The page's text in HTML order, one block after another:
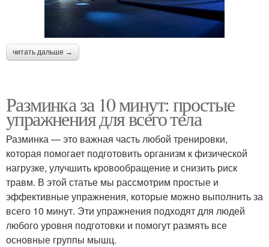
читать дальше →
Разминка за 10 минут: простые
упражнения для всего тела
Разминка — это важная часть любой тренировки,
которая помогает подготовить организм к физической
нагрузке, улучшить кровообращение и снизить риск
травм. В этой статье мы рассмотрим простые и
эффективные упражнения, которые можно выполнить за
всего 10 минут. Эти упражнения подходят для людей
любого уровня подготовки и помогут размять все
основные группы мышц.